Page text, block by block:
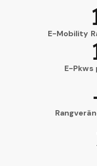
E-Mobility
E-